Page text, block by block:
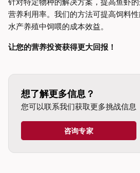
营养利用率。我们的方法可提高饲料
水产养殖中饲喂的成本效益。
让您的营养投资获得更大回报！
想了解更多信息？
您可以联系我们获取更多挑战信息
咨询专家